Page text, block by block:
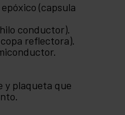
(capsula
conductor).
reflectora).
y plaqueta que